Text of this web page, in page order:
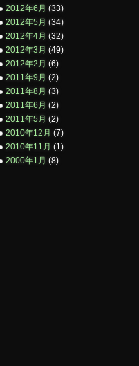
2012年6月 (33)
2012年5月 (34)
2012年4月 (32)
2012年3月 (49)
2012年2月 (6)
2011年9月 (2)
2011年8月 (3)
2011年6月 (2)
2011年5月 (2)
2010年12月 (7)
2010年11月 (1)
2000年1月 (8)